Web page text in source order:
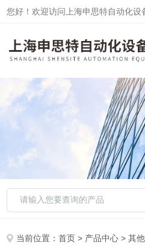
您好！欢迎访问上海申思特自动化设
当前位置：首页 > 产品中心 >其